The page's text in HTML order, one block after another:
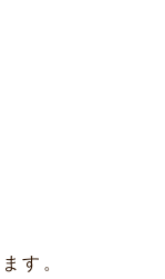
す。